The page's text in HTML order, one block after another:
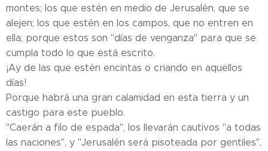
montes; los que estén en medio de Jerusalén, que se
alejen; los que estén en los campos, que no entren en
ella; porque estos son "días de venganza" para que se
cumpla todo lo que está escrito.
¡Ay de las que estén encintas o criando en aquellos
días!
Porque habrá una gran calamidad en esta tierra y un
castigo para este pueblo.
"Caerán a filo de espada", los llevarán cautivos "a todas
las naciones", y "Jerusalén será pisoteada por gentiles",